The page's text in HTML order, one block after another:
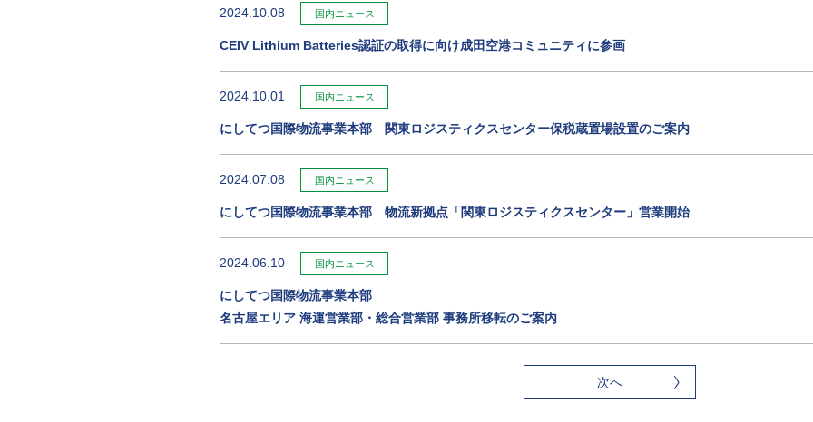
2024.10.08 国内ニュース
CEIV Lithium Batteries認証の取得に向け成田空港コミュニティに参画
2024.10.01 国内ニュース
にしてつ国際物流事業本部 関東ロジスティクスセンター保税蔵置場設置のご案内
2024.07.08 国内ニュース
にしてつ国際物流事業本部 物流新拠点「関東ロジスティクスセンター」営業開始
2024.06.10 国内ニュース
にしてつ国際物流事業本部
名古屋エリア 海運営業部・総合営業部 事務所移転のご案内
次へ